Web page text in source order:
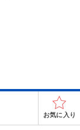
お気に入り